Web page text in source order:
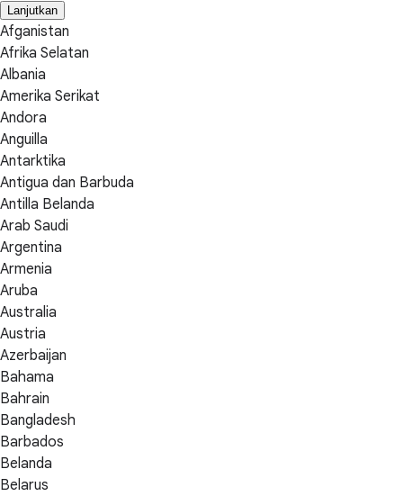
Lanjutkan
Afganistan
Afrika Selatan
Albania
Amerika Serikat
Andora
Anguilla
Antarktika
Antigua dan Barbuda
Antilla Belanda
Arab Saudi
Argentina
Armenia
Aruba
Australia
Austria
Azerbaijan
Bahama
Bahrain
Bangladesh
Barbados
Belanda
Belarus